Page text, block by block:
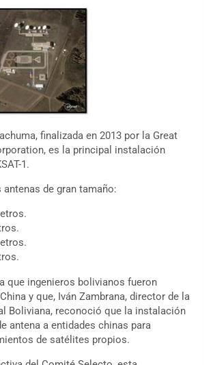
finalizada en 2013 por la Great
es la principal instalación
1.
de gran tamaño:
que ingenieros bolivianos fueron
y que, Iván Zambrana, director de la
Boliviana, reconoció que la instalación
antena a entidades chinas para
de satélites propios.